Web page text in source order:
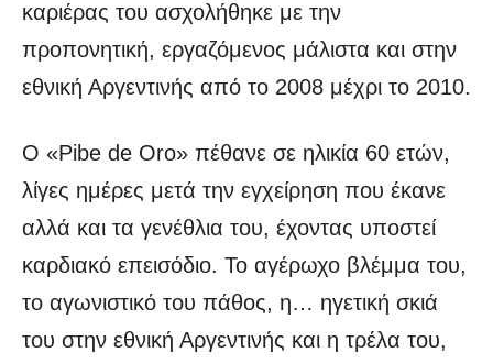
καριέρας του ασχολήθηκε με την
προπονητική, εργαζόμενος μάλιστα και στην
εθνική Αργεντινής από το 2008 μέχρι το 2010.
Ο «Pibe de Oro» πέθανε σε ηλικία 60 ετών,
λίγες ημέρες μετά την εγχείρηση που έκανε
αλλά και τα γενέθλια του, έχοντας υποστεί
καρδιακό επεισόδιο. Το αγέρωχο βλέμμα του,
το αγωνιστικό του πάθος, η… ηγετική σκιά
του στην εθνική Αργεντινής και η τρέλα του,